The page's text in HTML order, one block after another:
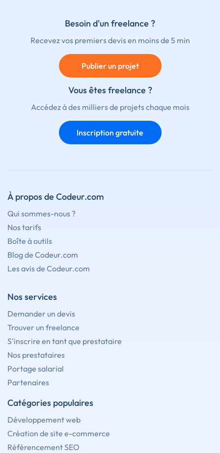
Besoin d'un freelance ?
Recevez vos premiers devis en moins de 5 min
Publier un projet
Vous êtes freelance ?
Accédez à des milliers de projets chaque mois
Inscription gratuite
À propos de Codeur.com
Qui sommes-nous ?
Nos tarifs
Boîte à outils
Blog de Codeur.com
Les avis de Codeur.com
Nos services
Demander un devis
Trouver un freelance
S'inscrire en tant que prestataire
Nos prestataires
Portage salarial
Partenaires
Catégories populaires
Développement web
Création de site e-commerce
Référencement SEO